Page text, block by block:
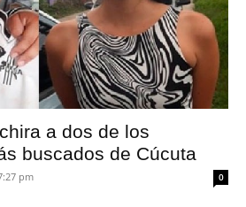
a dos de los
buscados de Cúcuta
pm 0